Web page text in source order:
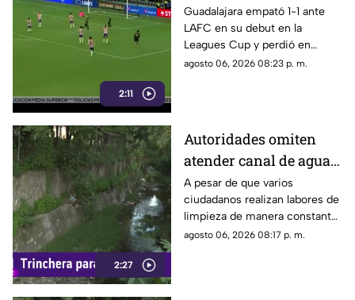
2:11
Romo es señalado por
su cobro en penales
Guadalajara empató 1-1 ante
LAFC en su debut en la
Leagues Cup y perdió en
penales; Luis Romo fue
agosto 06, 2026 08:23 p. m.
2:27
Autoridades omiten
atender canal de agua
contaminado en
Tonalá
A pesar de que varios
ciudadanos realizan labores de
limpieza de manera constante
en la zona, algunas personas
agosto 06, 2026 08:17 p. m.